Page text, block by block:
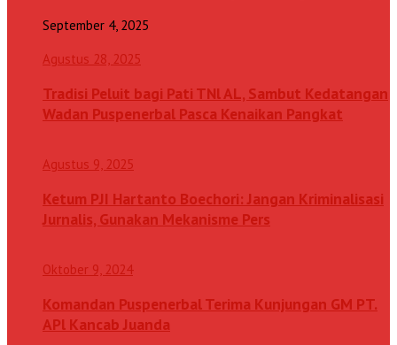
September 4, 2025
Agustus 28, 2025
Tradisi Peluit bagi Pati TNl AL, Sambut Kedatangan
Wadan Puspenerbal Pasca Kenaikan Pangkat
Agustus 9, 2025
Ketum PJI Hartanto Boechori: Jangan Kriminalisasi
Jurnalis, Gunakan Mekanisme Pers
Oktober 9, 2024
Komandan Puspenerbal Terima Kunjungan GM PT.
APl Kancab Juanda